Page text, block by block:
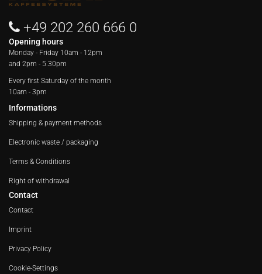
+49 202 260 666 0
Opening hours
Monday - Friday 10am - 12pm
and 2pm - 5.30pm
Every first Saturday of the month
10am - 3pm
Informations
Shipping & payment methods
Electronic waste / packaging
Terms & Conditions
Right of withdrawal
Contact
Contact
Imprint
Privacy Policy
Cookie-Settings